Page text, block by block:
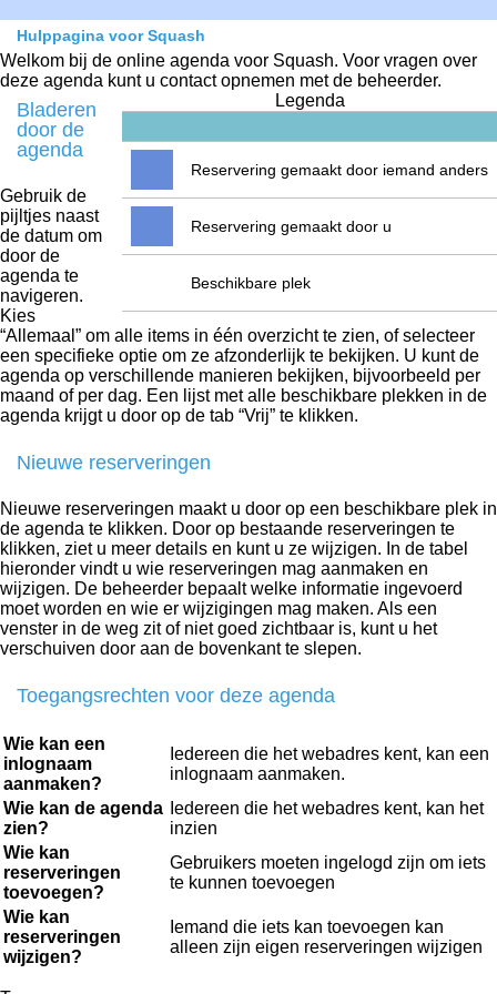
Hulppagina voor Squash
Welkom bij de online agenda voor Squash. Voor vragen over
deze agenda kunt u contact opnemen met de beheerder.
Legenda
Reservering gemaakt door iemand anders
Reservering gemaakt door u
Beschikbare plek
Bladeren
door de
agenda
Gebruik de
pijltjes naast
de datum om
door de
agenda te
navigeren.
Kies
“Allemaal” om alle items in één overzicht te zien, of selecteer
een specifieke optie om ze afzonderlijk te bekijken. U kunt de
agenda op verschillende manieren bekijken, bijvoorbeeld per
maand of per dag. Een lijst met alle beschikbare plekken in de
agenda krijgt u door op de tab “Vrij” te klikken.
Nieuwe reserveringen
Nieuwe reserveringen maakt u door op een beschikbare plek in
de agenda te klikken. Door op bestaande reserveringen te
klikken, ziet u meer details en kunt u ze wijzigen. In de tabel
hieronder vindt u wie reserveringen mag aanmaken en
wijzigen. De beheerder bepaalt welke informatie ingevoerd
moet worden en wie er wijzigingen mag maken. Als een
venster in de weg zit of niet goed zichtbaar is, kunt u het
verschuiven door aan de bovenkant te slepen.
Toegangsrechten voor deze agenda
Wie kan een
inlognaam
aanmaken?
Iedereen die het webadres kent, kan een
inlognaam aanmaken.
Wie kan de agenda
zien?
Iedereen die het webadres kent, kan het
inzien
Wie kan
reserveringen
toevoegen?
Gebruikers moeten ingelogd zijn om iets
te kunnen toevoegen
Wie kan
reserveringen
wijzigen?
Iemand die iets kan toevoegen kan
alleen zijn eigen reserveringen wijzigen